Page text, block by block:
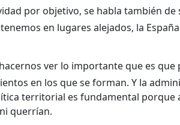
por objetivo, se habla también
en lugares alejados, la
ver lo importante que es
en los que se forman. Y la
territorial es fundamental porque
querrían.